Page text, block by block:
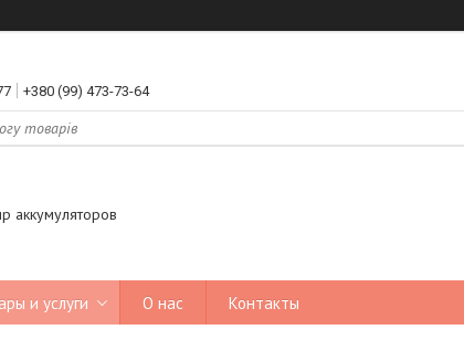
+380 (99) 473-73-64
аккумуляторов
и услуги О нас Контакты